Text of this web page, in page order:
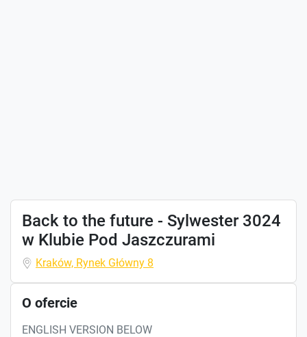
Back to the future - Sylwester 3024
w Klubie Pod Jaszczurami
Kraków, Rynek Główny 8
O ofercie
ENGLISH VERSION BELOW